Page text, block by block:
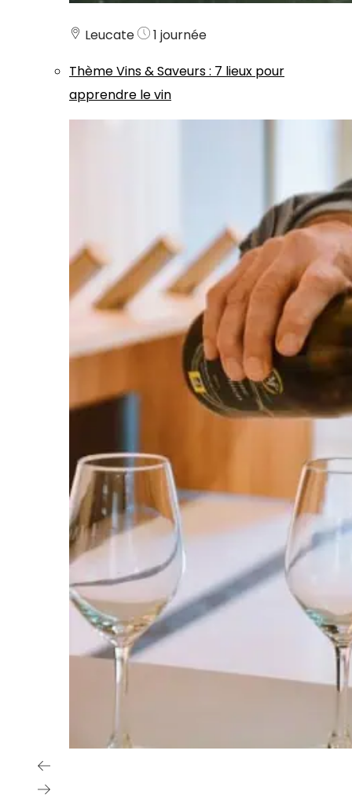
Leucate
1 journée
ThèmeVins & Saveurs: 7 lieux pour
apprendre le vin